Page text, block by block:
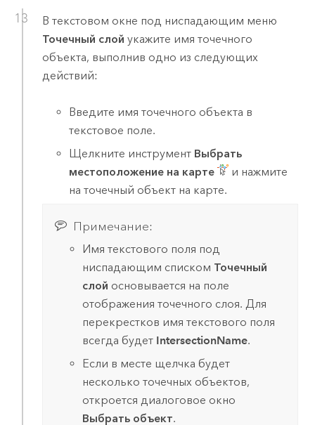
В текстовом окне под ниспадающим меню
Точечный слой укажите имя точечного
объекта, выполнив одно из следующих
действий:
Введите имя точечного объекта в
текстовое поле.
Щелкните инструмент Выбрать
местоположение на карте
и нажмите
на точечный объект на карте.
Примечание:
Имя текстового поля под
ниспадающим списком Точечный
слой основывается на поле
отображения точечного слоя. Для
перекрестков имя текстового поля
всегда будет IntersectionName.
Если в месте щелчка будет
несколько точечных объектов,
откроется диалоговое окно
Выбрать объект.